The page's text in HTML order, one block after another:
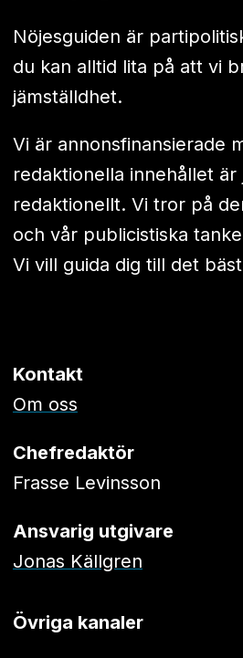
Nöjesguiden är
du kan alltid lita på att vi
jämställdhet.
Vi är annonsfinansierade
redaktionella innehållet är
redaktionellt. Vi tror på
och vår publicistiska
Vi vill guida dig till det
Kontakt
Om oss
Chefredaktör
Frasse Levinsson
Ansvarig utgivare
Jonas Källgren
Övriga kanaler